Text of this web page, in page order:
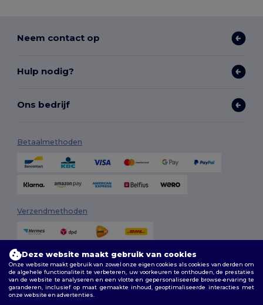
Neem contact op
Hulp nodig?
Ons bedrijf
Betaalmethoden
Verzendmethoden
Volg ons
Deze website maakt gebruik van cookies
Onze website maakt gebruik van zowel onze eigen cookies als cookies van derden om
de algehele functionaliteit te verbeteren, uw voorkeuren te onthouden, de prestaties
van de website te analyseren en een vlotte en gepersonaliseerde browse-ervaring te
garanderen, inclusief op maat gemaakte inhoud, geoptimaliseerde interacties met
onze website en advertenties.